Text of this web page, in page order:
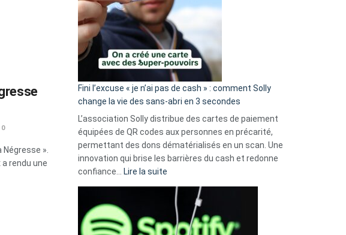
0
».
rendu une
Fini l’excuse « je n’ai pas de cash » : comment Solly
change la vie des sans-abri en 3 secondes
L’association Solly distribue des cartes de paiement
équipées de QR codes aux personnes en précarité,
permettant des dons dématérialisés en un scan. Une
innovation qui brise les barrières du cash et redonne
confiance…
Lire la suite
l’excuse
je